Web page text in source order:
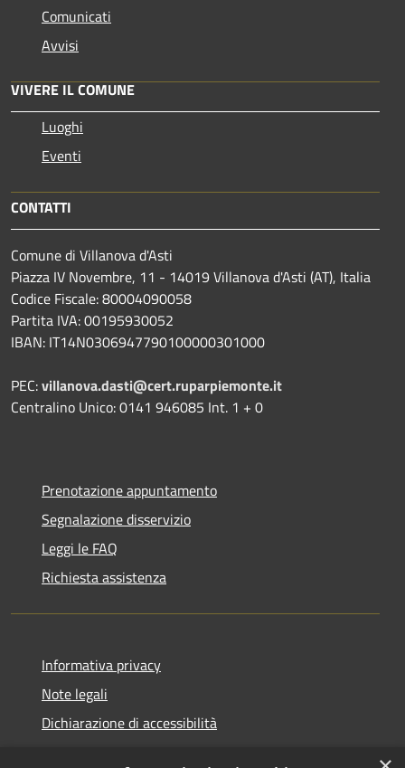
Comunicati
Avvisi
VIVERE IL COMUNE
Luoghi
Eventi
CONTATTI
Comune di Villanova d'Asti
Piazza IV Novembre, 11 - 14019 Villanova d'Asti (AT), Italia
Codice Fiscale: 80004090058
Partita IVA: 00195930052
IBAN: IT14N0306947790100000301000
PEC:villanova.dasti@cert.ruparpiemonte.it
Centralino Unico: 0141 946085 Int. 1 + 0
Prenotazione appuntamento
Segnalazione disservizio
Leggi le FAQ
Richiesta assistenza
Informativa privacy
Note legali
Dichiarazione di accessibilità